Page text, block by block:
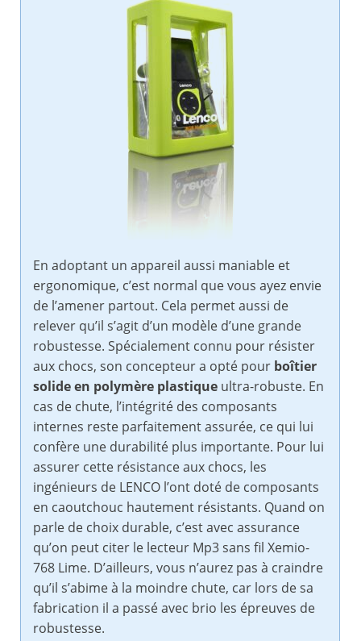
En adoptant un appareil aussi maniable et
ergonomique, c’est normal que vous ayez envie
de l’amener partout. Cela permet aussi de
relever qu’il s’agit d’un modèle d’une grande
robustesse. Spécialement connu pour résister
aux chocs, son concepteur a opté pour boîtier
solide en polymère plastique ultra-robuste. En
cas de chute, l’intégrité des composants
internes reste parfaitement assurée, ce qui lui
confère une durabilité plus importante. Pour lui
assurer cette résistance aux chocs, les
ingénieurs de LENCO l’ont doté de composants
en caoutchouc hautement résistants. Quand on
parle de choix durable, c’est avec assurance
qu’on peut citer le lecteur Mp3 sans fil Xemio-
768 Lime. D’ailleurs, vous n’aurez pas à craindre
qu’il s’abime à la moindre chute, car lors de sa
fabrication il a passé avec brio les épreuves de
robustesse.